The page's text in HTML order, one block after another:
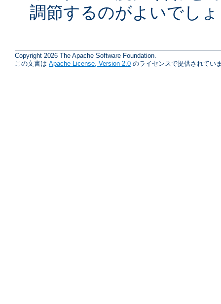
調節するのがよいでし
Copyright 2026 The Apache Software Foundation.
この文書は Apache License, Version 2.0 のライセンスで提供されてい